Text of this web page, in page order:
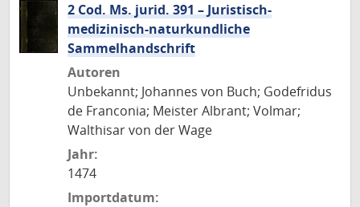
2 Cod. Ms. jurid. 391 – Juristisch-
medizinisch-naturkundliche
Sammelhandschrift
Autoren
Unbekannt; Johannes von Buch; Godefridus
de Franconia; Meister Albrant; Volmar;
Walthisar von der Wage
Jahr:
1474
Importdatum: